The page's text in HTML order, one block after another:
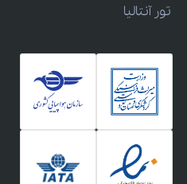
تور آنتالیا